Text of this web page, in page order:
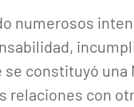
numerosos
se constituyó
relaciones con